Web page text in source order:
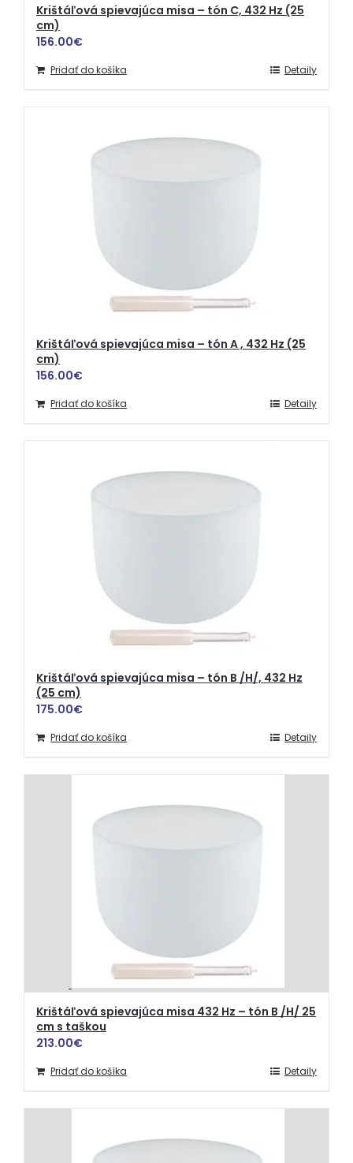
Krištáľová spievajúca misa – tón C, 432 Hz (25
cm)
156.00€
Pridať do košíka Detaily
Krištáľová spievajúca misa – tón A , 432 Hz (25
cm)
156.00€
Pridať do košíka Detaily
Krištáľová spievajúca misa – tón B /H/, 432 Hz
(25 cm)
175.00€
Pridať do košíka Detaily
Krištáľová spievajúca misa 432 Hz – tón B /H/ 25
cm s taškou
213.00€
Pridať do košíka Detaily